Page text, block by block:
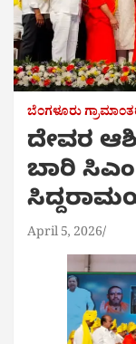
ಬೆಂಗಳೂರು
ದೇವರ
ಬಾರಿ
April 5, 2026